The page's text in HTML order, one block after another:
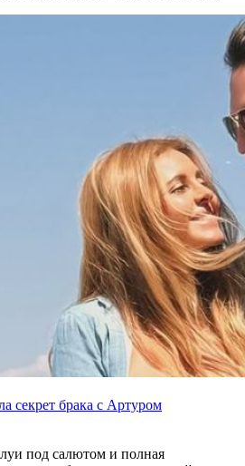
секрет брака с Артуром
под салютом и полная